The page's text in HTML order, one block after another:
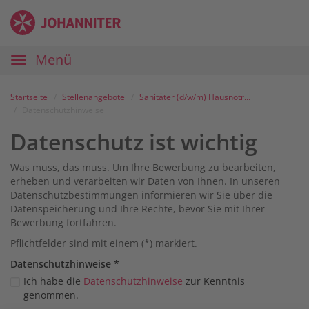
Zum
Inhalt
Anmelden
Zur
Navigation
Zur
Startseite
Karriereportal
Johanniter
Hauptnavigation
Menü
Startseite Stellenangebote
Sanitäter (d/w/m) Hausnotruf-Einsatzdienst im Raum Schwarzenfeld
Datenschutz ist wichtig
Was muss, das muss. Um Ihre Bewerbung zu bearbeiten,
erheben und verarbeiten wir Daten von Ihnen. In unseren
Datenschutzbestimmungen informieren wir Sie über die
Datenspeicherung und Ihre Rechte, bevor Sie mit Ihrer
Bewerbung fortfahren.
Pflichtfelder sind mit einem (*) markiert.
Datenschutz­hinweise *
Ich habe die Datenschutzhinweise zur Kenntnis
genommen.